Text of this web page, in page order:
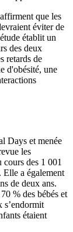
que les
éviter de
établit un
des deux
retards de
d'obésité, une
Days et menée
les
des 1 001
Elle a également
de deux ans.
% des bébés et
s’endormit
étaient